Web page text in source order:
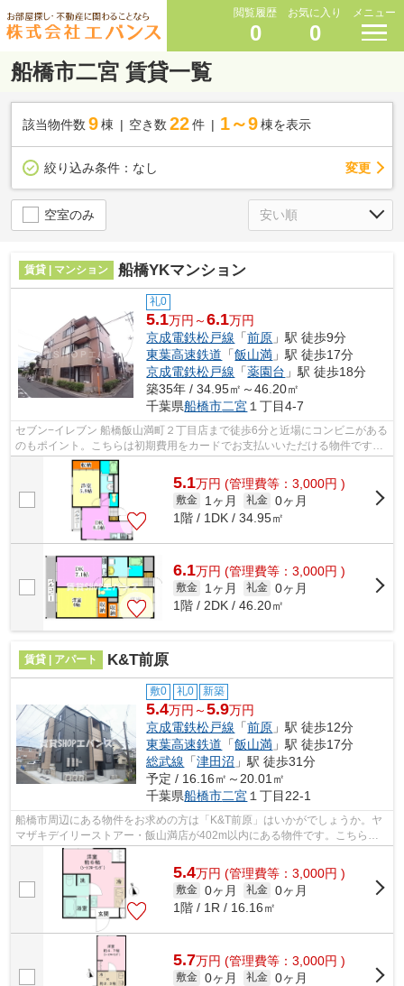
閲覧履歴
0
お気に入り
0
メニュー
船橋市二宮 賃貸一覧
該当物件数 9棟 空き数 22 件 1～9 棟を表示
絞り込み条件： なし 変更
空室のみ
賃貸 | マンション 船橋YKマンション
礼0
5.1万円～6.1万円
京成電鉄松戸線 「前原 」駅 徒歩9分
東葉高速鉄道 「飯山満 」駅 徒歩17分
京成電鉄松戸線 「薬園台 」駅 徒歩18分
築35年 / 34.95㎡～46.20㎡
千葉県船橋市二宮１丁目4-7
セブン−イレブン 船橋飯山満町２丁目店まで徒歩6分と近場にコンビニがある
のもポイント。こちらは初期費用をカードでお支払いいただける物件です。
外観タイル張りは、物件の個性を引き...
5.1万円 (管理費等：3,000円 )
敷金 1ヶ月 礼金 0ヶ月
1階 / 1DK / 34.95㎡
6.1万円 (管理費等：3,000円 )
敷金 1ヶ月 礼金 0ヶ月
1階 / 2DK / 46.20㎡
賃貸 | アパート K&T前原
敷0 礼0 新築
5.4万円～5.9万円
京成電鉄松戸線 「前原 」駅 徒歩12分
東葉高速鉄道 「飯山満 」駅 徒歩17分
総武線 「津田沼 」駅 徒歩31分
予定 / 16.16㎡～20.01㎡
千葉県船橋市二宮 １丁目22-1
船橋市周辺にある物件をお求めの方は「K&T前原」はいかがでしょうか。ヤ
マザキデイリーストアー・飯山満店が402m以内にある物件です。こちらの
物件はアパートです。2駅利用可能な...
5.4万円 (管理費等：3,000円 )
敷金 0ヶ月 礼金 0ヶ月
1階 / 1R / 16.16㎡
5.7万円 (管理費等：3,000円 )
敷金 0ヶ月 礼金 0ヶ月